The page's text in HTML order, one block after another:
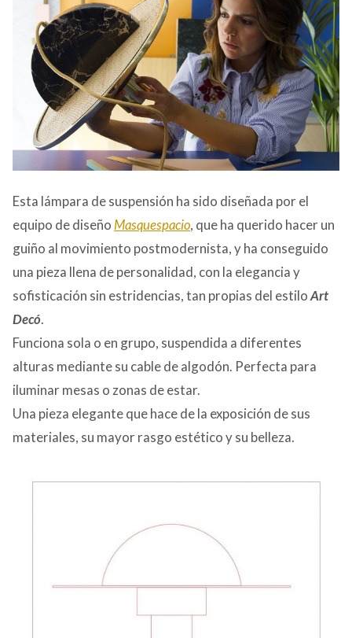
Esta lámpara de suspensión ha sido diseñada por el
equipo de diseño Masquespacio, que ha querido hacer un
guiño al movimiento postmodernista, y ha conseguido
una pieza llena de personalidad, con la elegancia y
sofisticación sin estridencias, tan propias del estiloArt
Decó.
Funciona sola o en grupo, suspendida a diferentes
alturas mediante su cable de algodón. Perfecta para
iluminar mesas o zonas de estar.
Una pieza elegante que hace de la exposición de sus
materiales, su mayor rasgo estético y su belleza.